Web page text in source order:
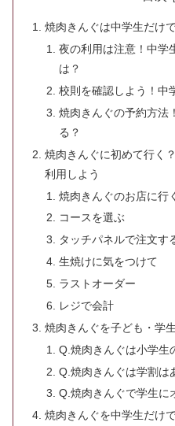
焼肉きんぐは中学生だけ
夜の利用は注意！中学
は？
校則を確認しよう！中
焼肉きんぐの予約方法
る？
焼肉きんぐに初めて行く
利用しよう
焼肉きんぐのお店に行く
コースを選ぶ
タッチパネルで注文す
生焼けに気をつけて
ラストオーダー
レジで会計
焼肉きんぐを子ども・学
Q.焼肉きんぐは小学生
Q.焼肉きんぐは学割は
Q.焼肉きんぐで学生に
焼肉きんぐを中学生だけ